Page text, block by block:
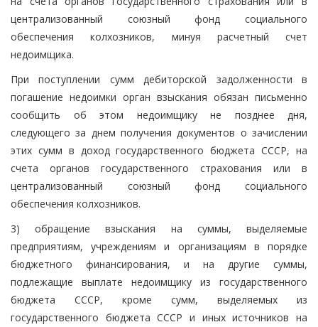
централизованный союзный фонд социального
обеспечения колхозников, минуя расчетный счет
недоимщика.
При поступлении сумм дебиторской задолженности в
погашение недоимки орган взыскания обязан письменно
сообщить об этом недоимщику не позднее дня,
следующего за днем получения документов о зачислении
этих сумм в доход государственного бюджета СССР, на
счета органов государственного страхования или в
централизованный союзный фонд социального
обеспечения колхозников.
3) обращение взыскания на суммы, выделяемые
предприятиям, учреждениям и организациям в порядке
бюджетного финансирования, и на другие суммы,
подлежащие выплате недоимщику из государственного
бюджета СССР, кроме сумм, выделяемых из
государственного бюджета СССР и иных источников на